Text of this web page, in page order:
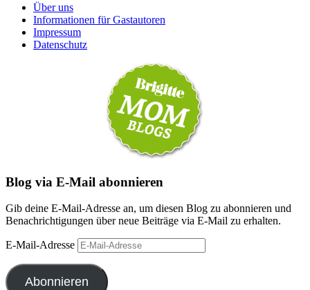
Über uns
Informationen für Gastautoren
Impressum
Datenschutz
Blog via E-Mail abonnieren
Gib deine E-Mail-Adresse an, um diesen Blog zu abonnieren und
Benachrichtigungen über neue Beiträge via E-Mail zu erhalten.
E-Mail-Adresse
Abonnieren